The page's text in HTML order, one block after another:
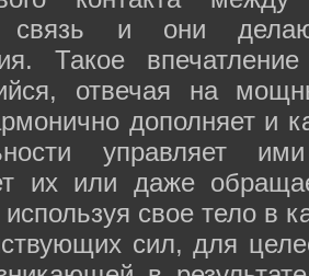
связь и они
Такое
отвечая на
дополняет и
управляет
их или даже
свое тело в
сил, для